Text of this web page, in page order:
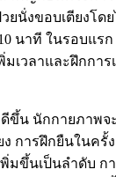
ยนั่งขอบเตียงโ
นาที ในรอบแร
มเวลาและฝึกกา
ขึ้น นักกายภาพจ
การฝึกยืนในครั้ง
พิ่มขึ้นเป็นลำดับ ก